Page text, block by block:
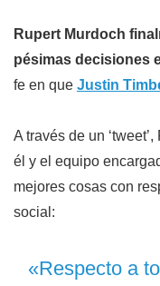
Rupert Murdoch
pésimas decisiones
fe en que Justin
A través de un
él y el equipo
mejores cosas con
social:
«Respecto a